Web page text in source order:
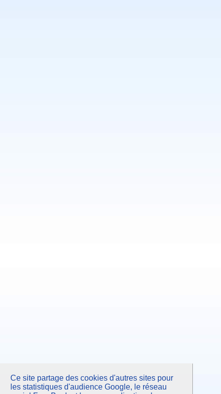
Ce site partage des cookies d'autres sites pour
les statistiques d'audience Google, le réseau